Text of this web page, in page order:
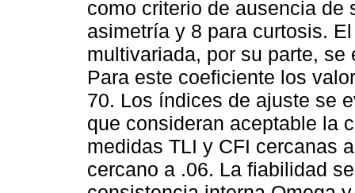
como criterio de ausencia de
asimetría y 8 para curtosis.
multivariada, por su parte,
Para este coeficiente los
70. Los índices de ajuste se
que consideran aceptable la
medidas TLI y CFI cercanas
cercano a .06. La fiabilidad